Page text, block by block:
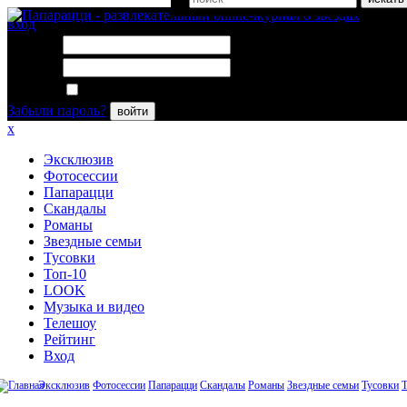
вход
Забыли пароль?
войти
x
Эксклюзив
Фотосессии
Папарацци
Скандалы
Романы
Звездные семьи
Тусовки
Топ-10
LOOK
Музыка и видео
Телешоу
Рейтинг
Вход
Эксклюзив Фотосессии Папарацци Скандалы Романы Звездные семьи Тусовки